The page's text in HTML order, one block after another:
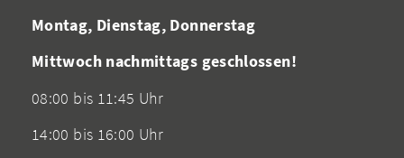
Montag, Dienstag, Donnerstag
Mittwoch nachmittags geschlossen!
08:00 bis 11:45 Uhr
14:00 bis 16:00 Uhr